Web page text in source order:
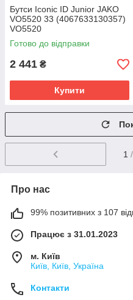
Бутси Iconic ID Junior JAKO
VO5520 33 (4067633130357)
VO5520
Готово до відправки
2 441 ₴
Купити
1
Про нас
99% позитивних з 107
Працює з 31.01.2023
м. Київ
Київ, Київ, Україна
Контакти